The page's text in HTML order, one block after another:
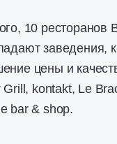
10 ресторанов
заведения,
цены и
Grill, kontakt, Le
bar & shop.